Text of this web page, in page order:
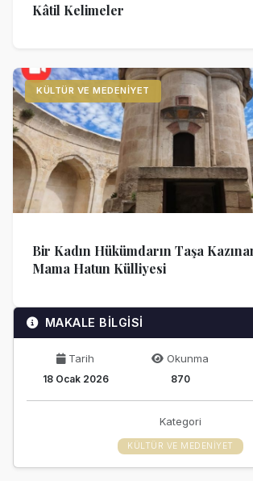
Kâtil Kelimeler
KÜLTÜR VE MEDENIYET
Bir Kadın Hükümdarın Taşa
Mama Hatun Külliyesi
MAKALE BİLGİSİ
Tarih
18 Ocak 2026
Okunma
870
Kategori
KÜLTÜR VE MEDENIYET